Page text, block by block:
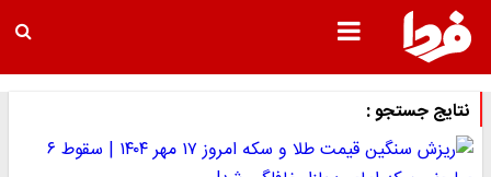
نتایج جستجو :